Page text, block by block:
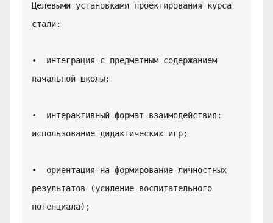
Целевыми установками проектирования курса
стали:
•  интеграция с предметным содержанием
начальной школы;
•  интерактивный формат взаимодействия:
использование дидактических игр;
•  ориентация на формирование личностных
результатов (усиление воспитательного
потенциала);